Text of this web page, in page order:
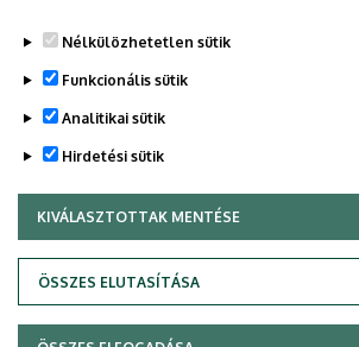
Legutóbbi frissítés: 2023. 01. 26. 17:51
Adatvédelem
Nélkülözhetetlen sütik
Funkcionális sütik
Analitikai sütik
Hirdetési sütik
KIVÁLASZTOTTAK MENTÉSE
ÖSSZES ELUTASÍTÁSA
WITHDRAW CONSENT